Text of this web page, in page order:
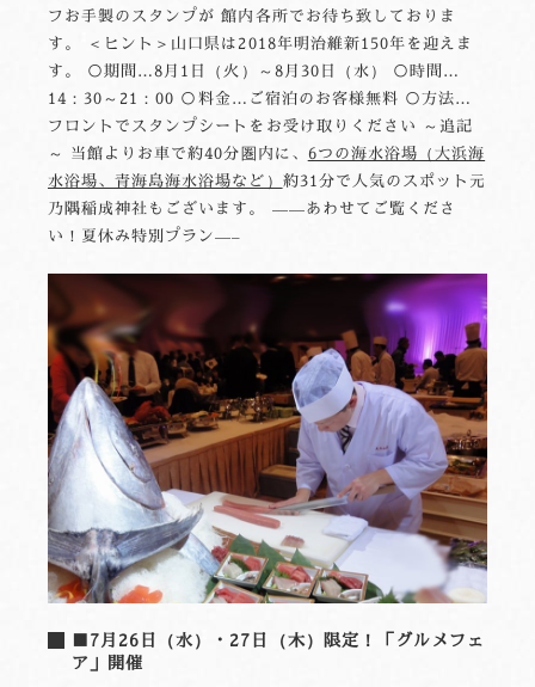
フお手製のスタンプが 館内各所でお待ち致しておりま
す。 ＜ヒント＞山口県は2018年明治維新150年を迎えま
す。 ○期間…8月1日（火）～8月30日（水） ○時間…
14：30～21：00 ○料金…ご宿泊のお客様無料 ○方法…
フロントでスタンプシートをお受け取りください ～追記
～ 当館よりお車で約40分圏内に、 6つの海水浴場（大浜海
水浴場、青海島海水浴場など） 約31分で人気のスポット元
乃隅稲成神社もございます。 ——あわせてご覧くださ
い！夏休み特別プラン—–
■7月26日（水）・27日（木）限定！「グルメフェ
ア」開催